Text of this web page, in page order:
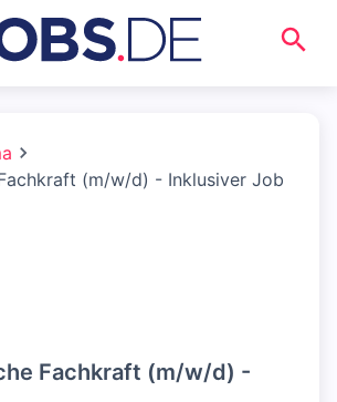
(m/w/d) - Inklusiver Job
Fachkraft (m/w/d) -